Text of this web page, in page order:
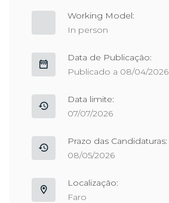
Working Model:
In person
Data de Publicação:
Publicado a 08/04/2026
Data limite:
07/07/2026
Prazo das Candidaturas:
08/05/2026
Localização:
Faro